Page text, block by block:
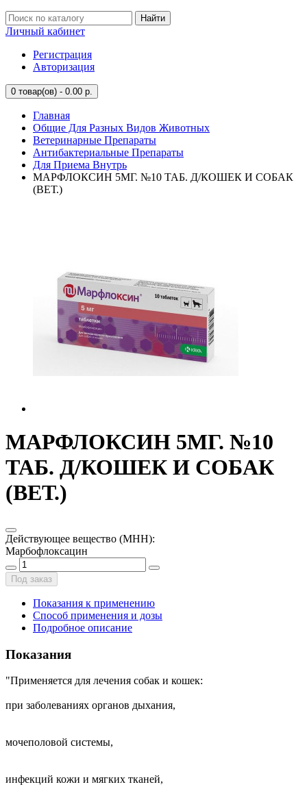
Найти
Личный кабинет
Регистрация
Авторизация
0 товар(ов) - 0.00 р.
Главная
Общие Для Разных Видов Животных
Ветеринарные Препараты
Антибактериальные Препараты
Для Приема Внутрь
МАРФЛОКСИН 5МГ. №10 ТАБ. Д/КОШЕК И СОБАК
(ВЕТ.)
МАРФЛОКСИН 5МГ. №10
ТАБ. Д/КОШЕК И СОБАК
(ВЕТ.)
Действующее вещество (МНН):
Марбофлоксацин
Под заказ
Показания к применению
Способ применения и дозы
Подробное описание
Показания
"Применяется для лечения собак и кошек:
при заболеваниях органов дыхания,
мочеполовой системы,
инфекций кожи и мягких тканей,